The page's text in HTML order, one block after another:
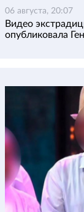
06 августа, 20:07
Видео
опубликовала